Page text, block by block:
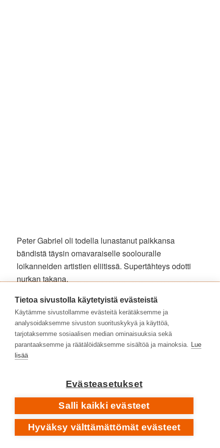
Peter Gabriel oli todella lunastanut paikkansa
bändistä täysin omavaraiselle soolouralle
loikanneiden artistien eliitissä. Supertähteys odotti
nurkan takana.
Matti Pajuniemi
Peter Gabriel|kotisivu
Peter Gabriel | Bandcamp
Peter Gabriel
– oudosti välkkyvä tähti •Debut[1993]
Brian Eno– avaruuden inspiroimaa ambientia •Apollo –
Atmospheres & Soundtracks[1983]
Tietoa sivustolla käytetyistä evästeistä
Käytämme sivustollamme evästeitä kerätäksemme ja
analysoidaksemme sivuston suorituskykyä ja käyttöä,
tarjotaksemme sosiaalisen median ominaisuuksia sekä
parantaaksemme ja räätälöidäksemme sisältöä ja mainoksia. Lue
lisää
Evästeasetukset
Salli kaikki evästeet
Hyväksy välttämättömät evästeet